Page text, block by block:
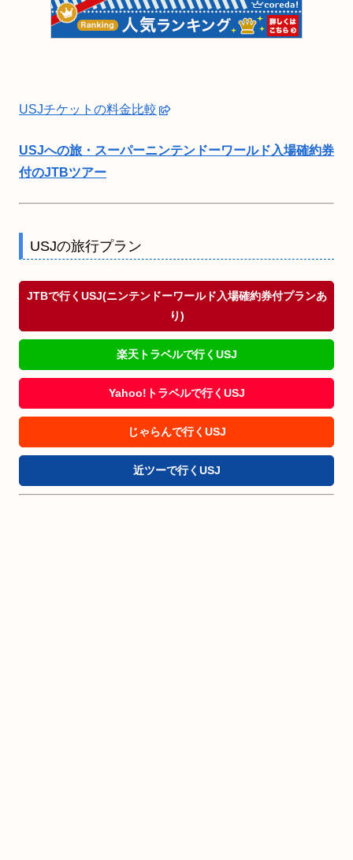
USJチケットの料金比較
USJへの旅・スーパーニンテンドーワールド入場確約券
付のJTBツアー
USJの旅行プラン
JTBで行くUSJ(ニンテンドーワールド入場確約券付プランあ
り)
楽天トラベルで行くUSJ
Yahoo!トラベルで行くUSJ
じゃらんで行くUSJ
近ツーで行くUSJ